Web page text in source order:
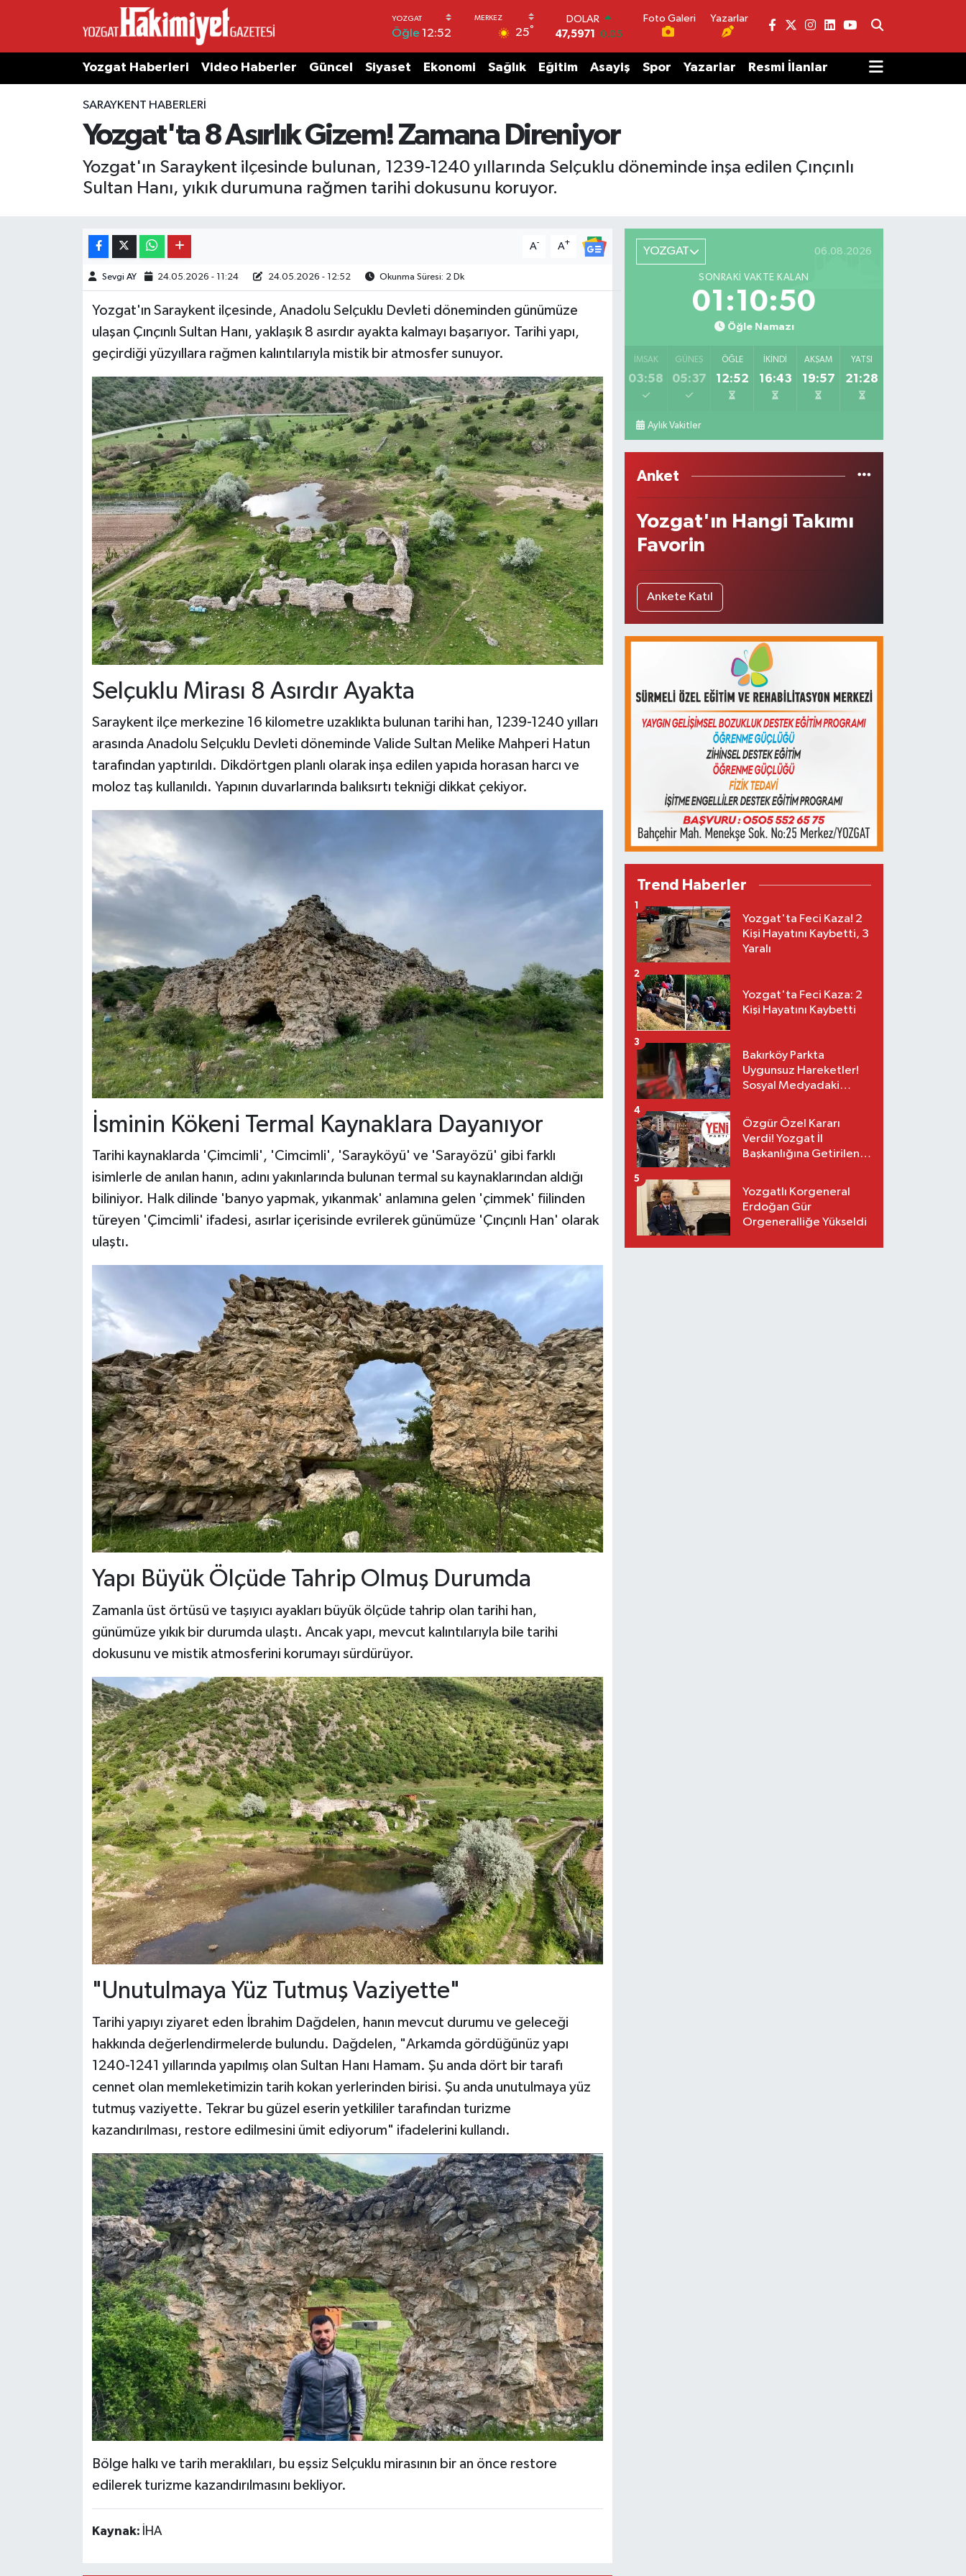
Öğle 12:52 25°
DOLAR
47,5971
0.05
55,1336 0.18
6518.23
BİST100
BITCOIN
64.475,47
Foto Galeri Yazarlar
Yozgat Haberleri Video Haberler Güncel Siyaset Ekonomi Sağlık Eğitim Asayiş Spor Yazarlar Resmi İlanlar
SARAYKENT HABERLERI
Yozgat'ta 8 Asırlık Gizem! Zamana Direniyor
Yozgat'ın Saraykent ilçesinde bulunan, 1239-1240 yıllarında Selçuklu döneminde inşa edilen Çınçınlı
Sultan Hanı, yıkık durumuna rağmen tarihi dokusunu koruyor.
A- A+
Sevgi AY 24.05.2026 - 11:24 24.05.2026 - 12:52 Okunma Süresi: 2 Dk
Yozgat'ın Saraykent ilçesinde, Anadolu Selçuklu Devleti döneminden günümüze
ulaşan Çınçınlı Sultan Hanı, yaklaşık 8 asırdır ayakta kalmayı başarıyor. Tarihi yapı,
geçirdiği yüzyıllara rağmen kalıntılarıyla mistik bir atmosfer sunuyor.
Selçuklu Mirası 8 Asırdır Ayakta
Saraykent ilçe merkezine 16 kilometre uzaklıkta bulunan tarihi han, 1239-1240 yılları
arasında Anadolu Selçuklu Devleti döneminde Valide Sultan Melike Mahperi Hatun
tarafından yaptırıldı. Dikdörtgen planlı olarak inşa edilen yapıda horasan harcı ve
moloz taş kullanıldı. Yapının duvarlarında balıksırtı tekniği dikkat çekiyor.
İsminin Kökeni Termal Kaynaklara Dayanıyor
Tarihi kaynaklarda 'Çimcimli', 'Cimcimli', 'Sarayköyü' ve 'Sarayözü' gibi farklı
isimlerle de anılan hanın, adını yakınlarında bulunan termal su kaynaklarından aldığı
biliniyor. Halk dilinde 'banyo yapmak, yıkanmak' anlamına gelen 'çimmek' fiilinden
türeyen 'Çimcimli' ifadesi, asırlar içerisinde evrilerek günümüze 'Çınçınlı Han' olarak
ulaştı.
Yapı Büyük Ölçüde Tahrip Olmuş Durumda
Zamanla üst örtüsü ve taşıyıcı ayakları büyük ölçüde tahrip olan tarihi han,
günümüze yıkık bir durumda ulaştı. Ancak yapı, mevcut kalıntılarıyla bile tarihi
dokusunu ve mistik atmosferini korumayı sürdürüyor.
"Unutulmaya Yüz Tutmuş Vaziyette"
Tarihi yapıyı ziyaret eden İbrahim Dağdelen, hanın mevcut durumu ve geleceği
hakkında değerlendirmelerde bulundu. Dağdelen, "Arkamda gördüğünüz yapı
1240-1241 yıllarında yapılmış olan Sultan Hanı Hamam. Şu anda dört bir tarafı
cennet olan memleketimizin tarih kokan yerlerinden birisi. Şu anda unutulmaya yüz
tutmuş vaziyette. Tekrar bu güzel eserin yetkililer tarafından turizme
kazandırılması, restore edilmesini ümit ediyorum" ifadelerini kullandı.
Bölge halkı ve tarih meraklıları, bu eşsiz Selçuklu mirasının bir an önce restore
edilerek turizme kazandırılmasını bekliyor.
Kaynak: İHA
YOZGAT 06.08.2026
SONRAKI VAKTE KALAN
01:10:50
Öğle Namazı
İMSAK
03:58
GÜNEŞ
05:37
ÖĞLE
12:52
İKINDI
16:43
AKŞAM
19:57
YATSI
21:28
Aylık Vakitler
Anket
Yozgat'ın Hangi Takımı
Favorin
Ankete Katıl
Trend Haberler
Yozgat'ta Feci Kaza! 2
Kişi Hayatını Kaybetti, 3
Yaralı
1
Yozgat'ta Feci Kaza: 2
Kişi Hayatını Kaybetti
2
Bakırköy Parkta
Uygunsuz Hareketler!
Sosyal Medyadaki
Gözaltı
3
Özgür Özel Kararı
Verdi! Yozgat İl
Başkanlığına Getirilen
4
Yozgatlı Korgeneral
Erdoğan Gür
Orgeneralliğe Yükseldi
5